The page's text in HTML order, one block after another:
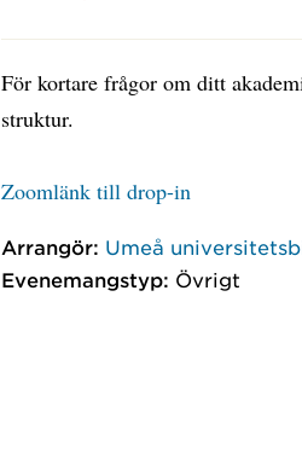
För kortare frågor om ditt
struktur.
Zoomlänk till drop-in
Arrangör: Umeå
Evenemangstyp: Övrigt